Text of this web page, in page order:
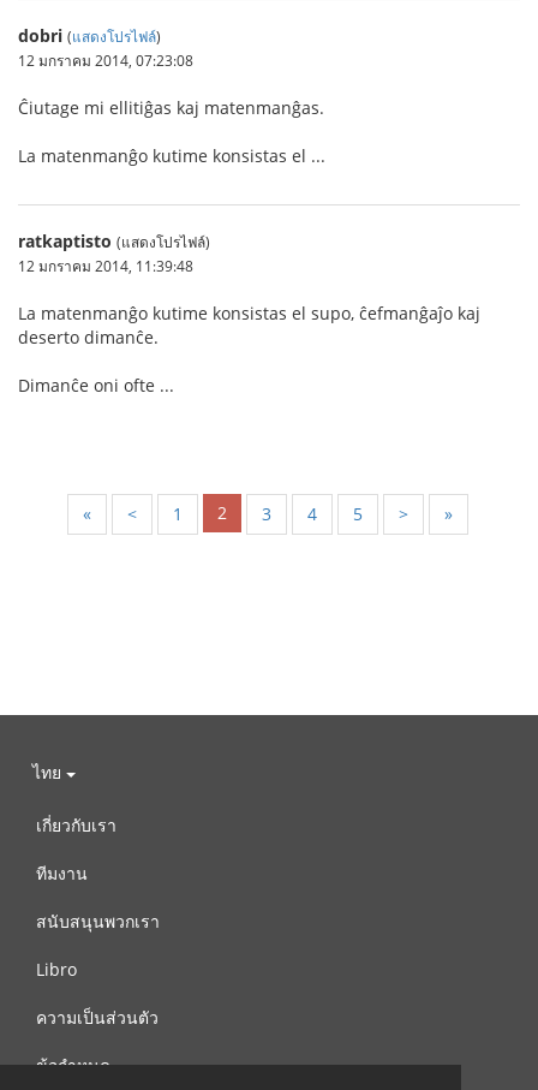
dobri (แสดงโปรไฟล์)
12 มกราคม 2014, 07:23:08
Ĉiutage mi ellitiĝas kaj matenmanĝas.
La matenmanĝo kutime konsistas el ...
ratkaptisto (แสดงโปรไฟล์)
12 มกราคม 2014, 11:39:48
La matenmanĝo kutime konsistas el supo, ĉefmanĝaĵo kaj
deserto dimanĉe.
Dimanĉe oni ofte ...
« < 1 2 3 4 5 > »
ไทย
เกี่ยวกับเรา
ทีมงาน
สนับสนุนพวกเรา
Libro
ความเป็นส่วนตัว
ข้อกำหนด